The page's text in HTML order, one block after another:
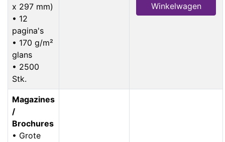
x 297 mm)
• 12
pagina's
• 170 g/m²
glans
• 2500
Stk.
Winkelwagen
Magazines
/
Brochures
• Grote